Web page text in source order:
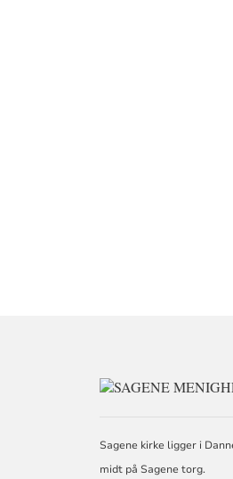
Sagene kirke ligger i
midt på Sagene torg.